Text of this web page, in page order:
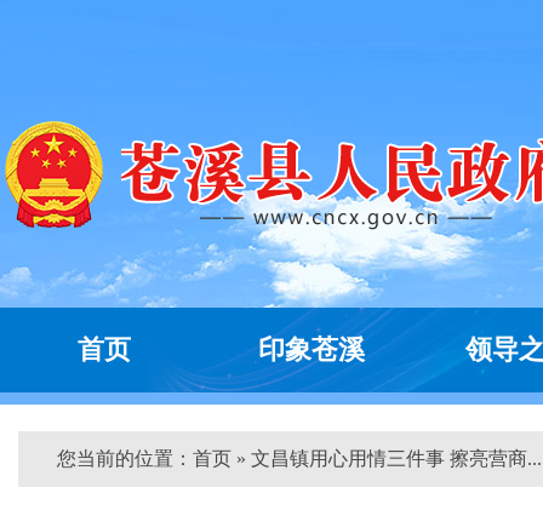
首页 印象苍溪 领导
您当前的位置： 首页 » 文昌镇用心用情三件事 擦亮营商